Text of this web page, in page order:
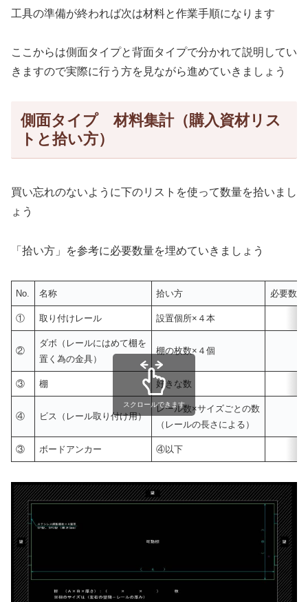
工具の準備が終われば次は材料と作業手順になります
ここからは側面タイプと背面タイプで分かれて説明してい
きますので実際に行う方を見ながら進めていきましょう
側面タイプ 材料集計（購入資材リス
トと拾い方）
買い忘れのないように下のリストを使って数量を拾いまし
ょう
「拾い方」を参考に必要数量を埋めていきましょう
No. 名称 拾い方 必要数量
① 取り付けレール 設置個所×４本
②
ダボ（レールにはめて棚を
置く為の金具）
棚の枚数×４個
③ 棚 好きな数
④ ビス（レール取り付け用）
レール数×サイズごとの数
（レールの長さによる）
③ ボードアンカー ④以下
スクロールできます